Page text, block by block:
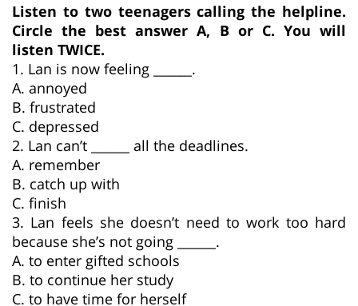
Listen to two teenagers calling the helpline.
Circle the best answer A, B or C. You will
listen TWICE.
1. Lan is now feeling ______.
A. annoyed
B. frustrated
C. depressed
2. Lan can’t ______ all the deadlines.
A. remember
B. catch up with
C. finish
3. Lan feels she doesn’t need to work too hard
because she’s not going ______.
A. to enter gifted schools
B. to continue her study
C. to have time for herself